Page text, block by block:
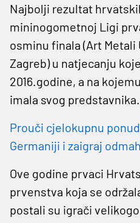
Najbolji rezultat
mininogometnoj Ligi
osminu finala (Art Metali
Zagreb) u natjecanju
2016.godine, a na
imala svog predstavnika.
Prouči cjelokupnu
Germaniji i zaigraj
Ove godine prvaci
prvenstva koja se
postali su igrači